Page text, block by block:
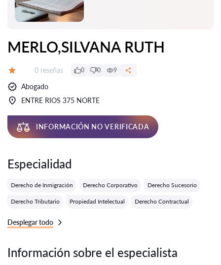
MERLO,SILVANA RUTH
Número de reseñas:
0 reseñas 0 0 9
Abogado
ENTRE RIOS 375 NORTE
INFORMACIÓN NO VERIFICADA
Especialidad
Derecho de Inmigración Derecho Corporativo Derecho Sucesorio
Derecho Tributario Propiedad Intelectual Derecho Contractual
Desplegar todo
Información sobre el especialista